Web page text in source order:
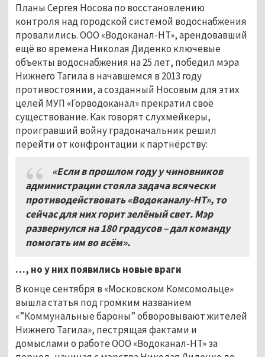
Планы Сергея Носова по восстановлению
контроля над городской системой водоснабжения
провалились. ООО «Водоканал-НТ», арендовавший
ещё во времена Николая Диденко ключевые
объекты водоснабжения на 25 лет, победил мэра
Нижнего Тагила в начавшемся в 2013 году
противостоянии, а созданный Носовым для этих
целей МУП «Горводоканал» прекратил своё
существование. Как говорят слухмейкеры,
проигравший войну градоначальник решил
перейти от конфронтации к партнёрству:
«Если в прошлом году у чиновников
администрации стояла задача всячески
противодействовать «Водоканалу-НТ», то
сейчас для них горит зелёный свет. Мэр
развернулся на 180 градусов – дал команду
помогать им во всём».
…, но у них появились новые враги
В конце сентября в «Московском Комсомольце»
вышла статья под громким названием
«”Коммунальные бароны” обворовывают жителей
Нижнего Тагила», пестрящая фактами и
домыслами о работе ООО «Водоканал-НТ» за